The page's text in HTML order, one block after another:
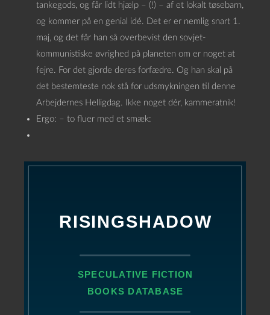
tankegods, og får lidt hjælp – (!) – af et lokalt tøsebarn,
og kommer på en genial idé. Det er er nemlig snart 1.
maj, og det får han så overbevist den sovjet-
kommunistiske øvrighed på planeten om er noget at
fejre. For det gjorde deres forfædre. Og han skal på
det bestemteste nok stå for udsmykningen til denne
Arbejdernes Helligdag. Ikke noget dér, kammeratnik!
Ergo: – to fluer med et smæk: